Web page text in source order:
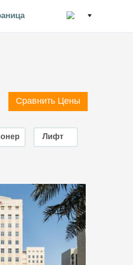
Сравнить Цены
Лифт